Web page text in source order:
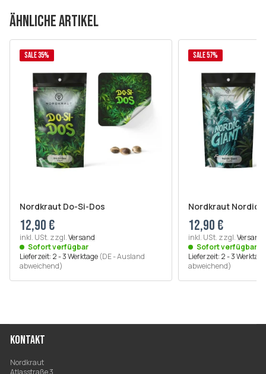
ÄHNLICHE ARTIKEL
SALE 35%
Nordkraut Do-Si-Dos
12,90 €
inkl. USt. zzgl.Versand
Sofort verfügbar
Lieferzeit: 2 - 3 Werktage(DE - Ausland
abweichend)
SALE 57%
Nordkraut Nordic
12,90 €
inkl. USt. zzgl.Versand
Sofort verfügbar
Lieferzeit: 2 - 3
abweichend)
KONTAKT
Nordkraut